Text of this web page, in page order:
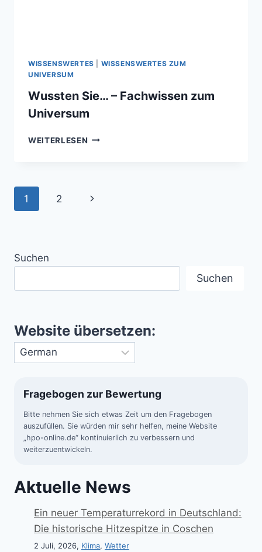
WISSENSWERTES
WISSENSWERTES ZUM
UNIVERSUM
Wussten Sie… – Fachwissen zum
Universum
WEITERLESEN WUSSTEN
UNIVERSUM
Seitennavigation
1 2
Nächste
Suchen
Suchen
Website übersetzen:
Fragebogen zur Bewertung
Bitte nehmen Sie sich etwas Zeit um den Fragebogen
auszufüllen. Sie würden mir sehr helfen, meine Website
„hpo-online.de“ kontinuierlich zu verbessern und
weiterzuentwickeln.
Aktuelle News
Ein neuer Temperaturrekord in Deutschland:
Die historische Hitzespitze in Coschen
2 Juli, 2026, Klima, Wetter